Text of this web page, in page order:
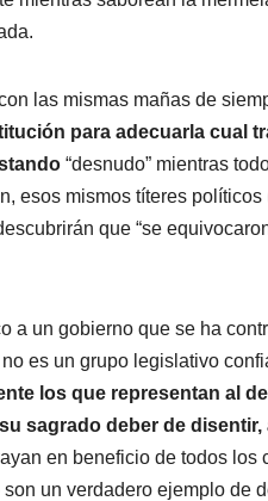
las mismas mañas de
para adecuarla cual
“desnudo” mientras
esos mismos títeres
que “se
a un gobierno que se ha
es un grupo legislativo
los que representan al
sagrado deber de disentir,
en beneficio de todos los
un verdadero ejemplo de